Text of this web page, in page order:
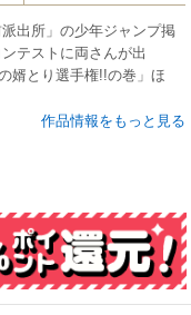
出所」の少年ジャンプ掲
テストに両さんが出
とり選手権!!の巻」ほ
作品情報をもっと見る